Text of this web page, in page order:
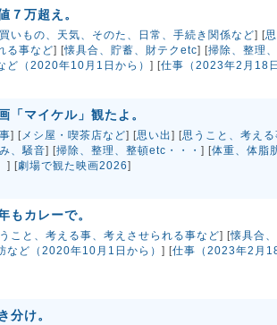
７万超え。
いもの、天気、そのた、日常、手続き関係など] [
る事など] [懐具合、貯蓄、財テクetc] [掃除、整理
ど（2020年10月1日から） ] [仕事（2023年2月18
「マイケル」観たよ。
] [メシ屋・喫茶店など] [思い出] [思うこと、考え
、騒音] [掃除、整理、整頓etc・・・ ] [体重、体脂
] [劇場で観た映画2026]
もカレーで。
こと、考える事、考えさせられる事など] [懐具合
など（2020年10月1日から） ] [仕事（2023年2月
分け。